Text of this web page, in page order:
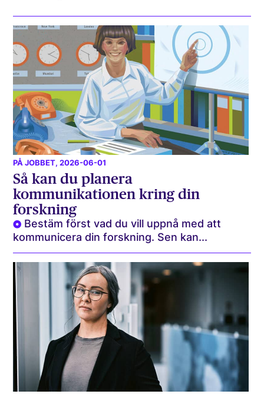
PÅ JOBBET, 2026-06-01
Så kan du planera
kommunikationen kring din
forskning
Bestäm först vad du vill uppnå med att
kommunicera din forskning. Sen kan...